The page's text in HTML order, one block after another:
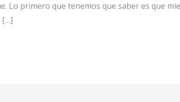
Lo primero que tenemos que saber es que
[…]